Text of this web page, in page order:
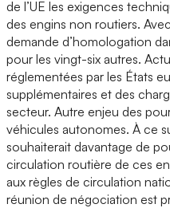
de l’UE les exigences
des engins non routiers.
demande d’homologation
pour les vingt-six autres.
réglementées par les États
supplémentaires et des
secteur. Autre enjeu des
véhicules autonomes. À ce
souhaiterait davantage de
circulation routière de ces
aux règles de circulation
réunion de négociation est